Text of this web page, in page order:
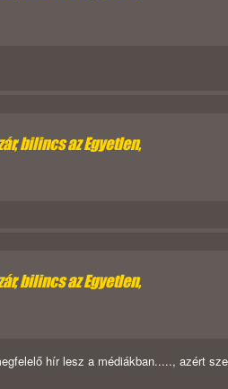
bilincs az Egyetlen,
bilincs az Egyetlen,
hír lesz a médiákban....., azért